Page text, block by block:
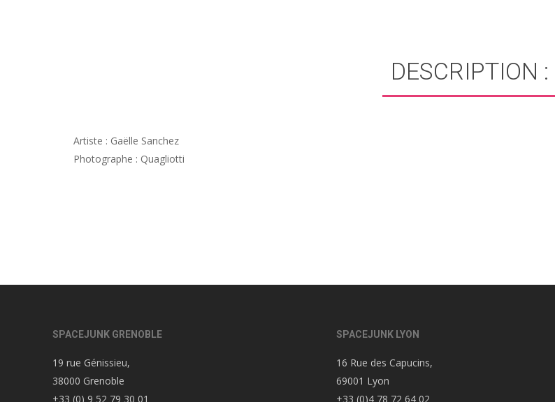
DESCRIPTION :
Artiste : Gaëlle Sanchez
Photographe : Quagliotti
SPACEJUNK GRENOBLE
19 rue Génissieu,
38000 Grenoble
+33 (0) 9 52 79 30 01
SPACEJUNK LYON
16 Rue des Capucins,
69001 Lyon
+33 (0)4 78 72 64 02